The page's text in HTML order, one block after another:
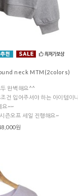
neck MTM(2colors)
완벽해요^^
건 입어주셔야 하는 아이템이니
요~~
즌오프 세일 진행해요~
원